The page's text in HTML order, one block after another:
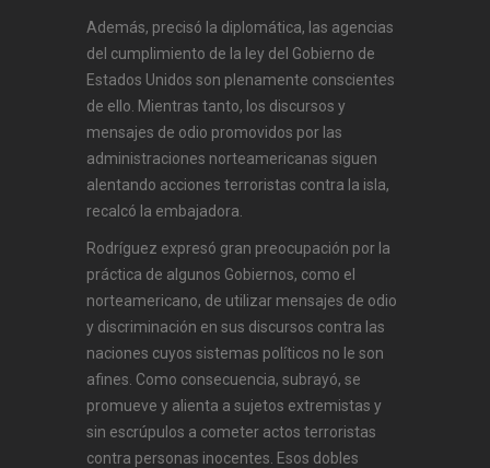
Además, precisó la diplomática, las agencias
del cumplimiento de la ley del Gobierno de
Estados Unidos son plenamente conscientes
de ello. Mientras tanto, los discursos y
mensajes de odio promovidos por las
administraciones norteamericanas siguen
alentando acciones terroristas contra la isla,
recalcó la embajadora.
Rodríguez expresó gran preocupación por la
práctica de algunos Gobiernos, como el
norteamericano, de utilizar mensajes de odio
y discriminación en sus discursos contra las
naciones cuyos sistemas políticos no le son
afines. Como consecuencia, subrayó, se
promueve y alienta a sujetos extremistas y
sin escrúpulos a cometer actos terroristas
contra personas inocentes. Esos dobles